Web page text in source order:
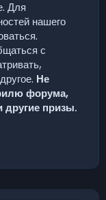
Для
нашего
с
Не
форума,
другие призы.